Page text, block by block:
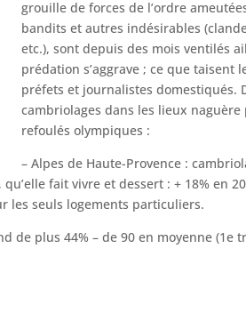
grouille de forces de l’ordre
bandits et autres indésirables
etc.), sont depuis des mois ventilés
prédation s’aggrave ; ce que taisent
préfets et journalistes domestiqués.
cambriolages dans les lieux
refoulés olympiques :
– Alpes de Haute-Provence :
fait vivre et dessert : + 18% en
les seuls logements particuliers.
de plus 44% – de 90 en moyenne (1e